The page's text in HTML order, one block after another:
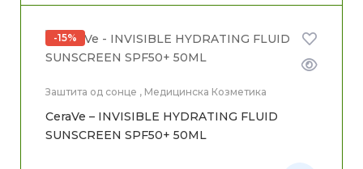
-15%
Заштита од сонце , Медицинска Козметика
CeraVe – INVISIBLE HYDRATING FLUID
SUNSCREEN SPF50+ 50ML